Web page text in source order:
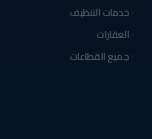
خدمات التنظيف
العقارات
جميع القطاعات